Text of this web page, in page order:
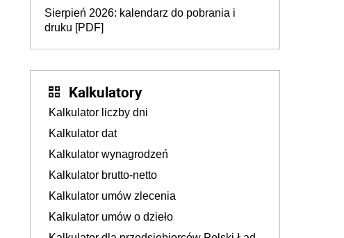
sprawdza
Sierpień 2026: kalendarz do pobrania i
druku [PDF]
Kalkulatory
Kalkulator liczby dni
Kalkulator dat
Kalkulator wynagrodzeń
Kalkulator brutto-netto
Kalkulator umów zlecenia
Kalkulator umów o dzieło